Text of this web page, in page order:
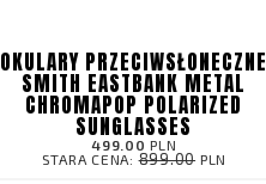
OKULARY PRZECIWSŁONECZNE
SMITH EASTBANK METAL
CHROMAPOP POLARIZED
SUNGLASSES
499.00 PLN
STARA CENA:899.00 PLN